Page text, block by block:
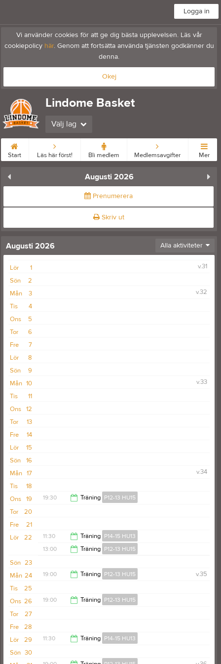
Logga in
Vi använder cookies för att ge dig bästa upplevelsen. Läs vår
cookiepolicy här. Genom att fortsätta använda tjänsten godkänner du
denna.
Okej
Lindome Basket
Välj lag
Start Läs här först! Bli medlem Medlemsavgifter Mer
Augusti 2026
Prenumerera
Skriv ut
Augusti 2026 Alla aktiviteter
1
Lör
v.31
2
Sön
3
Mån
v.32
4
Tis
5
Ons
6
Tor
7
Fre
8
Lör
9
Sön
10
Mån
v.33
11
Tis
12
Ons
13
Tor
14
Fre
15
Lör
16
Sön
17
Mån
v.34
18
Tis
19
Ons 19:30 Träning P12-13 HU15
20
Tor
21
Fre
22
Lör 11:30 Träning P14-15 HU13
13:00 Träning P12-13 HU15
14:30
23
Sön
24
Mån v.35
19:00 Träning P12-13 HU15
20:30
25
Tis
26
Ons 19:00 Träning P12-13 HU15
27
Tor
28
Fre
29
Lör 11:30 Träning P14-15 HU13
30
Sön